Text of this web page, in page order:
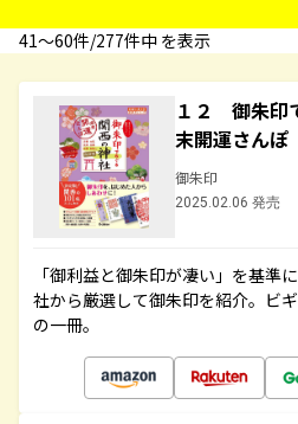
41〜60件/277件中 を表示
１２ 御朱印
末開運さん
御朱印
2025.02.06 発売
「御利益と御朱印が凄い」を基準
社から厳選して御朱印を紹介。ビ
の一冊。